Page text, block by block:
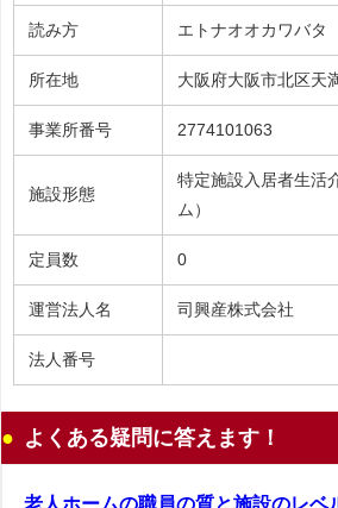
読み方 エトナオオカワバタ
所在地 大阪府大阪市北区天
事業所番号 2774101063
施設形態
特定施設入居者生活
ム）
定員数 0
運営法人名 司興産株式会社
法人番号
よくある疑問に答えます！
老人ホームの職員の質と施設のレベ